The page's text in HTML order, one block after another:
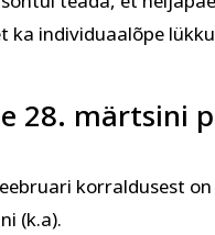
ka individuaalõpe
28. märtsini
korraldusest
(k.a).